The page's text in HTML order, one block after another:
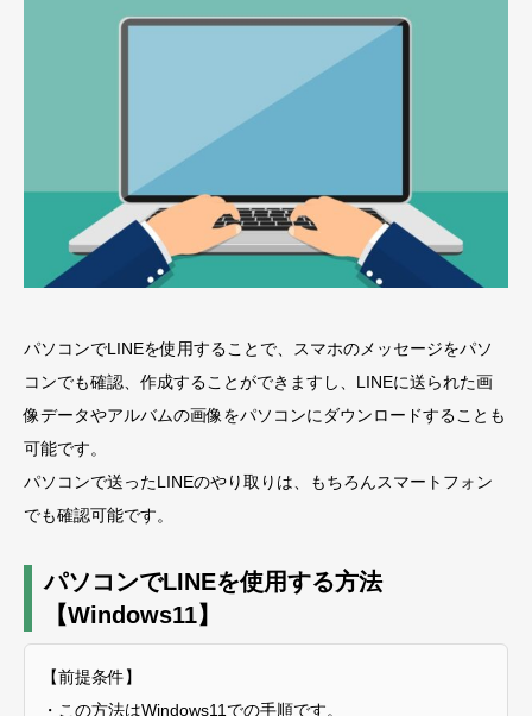
パソコンでLINEを使用することで、スマホのメッセージをパソ
コンでも確認、作成することができますし、LINEに送られた画
像データやアルバムの画像をパソコンにダウンロードすることも
可能です。
パソコンで送ったLINEのやり取りは、もちろんスマートフォン
でも確認可能です。
パソコンでLINEを使用する方法
【Windows11】
【前提条件】
・この方法はWindows11での手順です。